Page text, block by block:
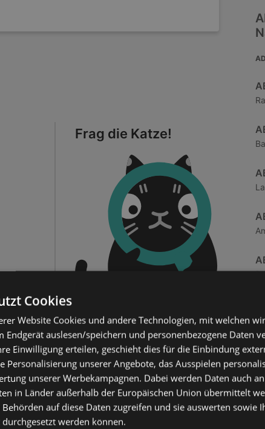
Frag die Katze!
Cookies
Website Cookies und andere Technologien, mit welchen wir
auslesen/speichern und personenbezogene Daten
Einwilligung erteilen, geschieht dies für die Einbindung
Personalisierung unserer Angebote, das Ausspielen
unserer Werbekampagnen. Dabei werden Daten auch
in Länder außerhalb der Europäischen Union übermittelt
Behörden auf diese Daten zugreifen und sie auswerten sowie
werden können.